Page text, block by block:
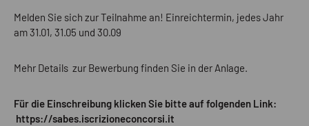
Melden Sie sich zur Teilnahme an! Einreichtermin, jedes Jahr
am 31.01, 31.05 und 30.09
Mehr Details zur Bewerbung finden Sie in der Anlage.
Für die Einschreibung klicken Sie bitte auf folgenden Link:
https://sabes.iscrizioneconcorsi.it